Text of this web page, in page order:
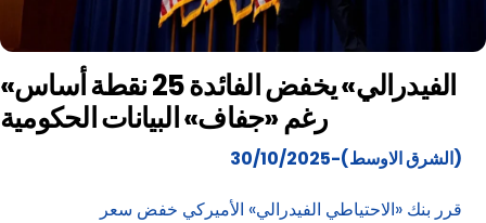
«الفيدرالي» يخفض الفائدة 25 نقطة أساس
رغم «جفاف» البيانات الحكومية
(الشرق الاوسط)-30/10/2025
قرر بنك «الاحتياطي الفيدرالي» الأميركي خفض سعر